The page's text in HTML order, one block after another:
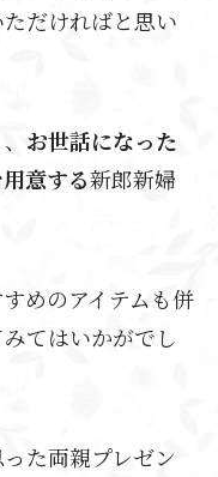
だければと思い
お世話になった
意する新郎新婦
めのアイテムも併
てはいかがでし
た両親プレゼン